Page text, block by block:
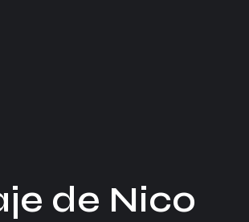
de Nico